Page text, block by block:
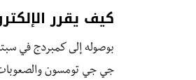
كيف يقرر
جي جي تومسون والصعوبات